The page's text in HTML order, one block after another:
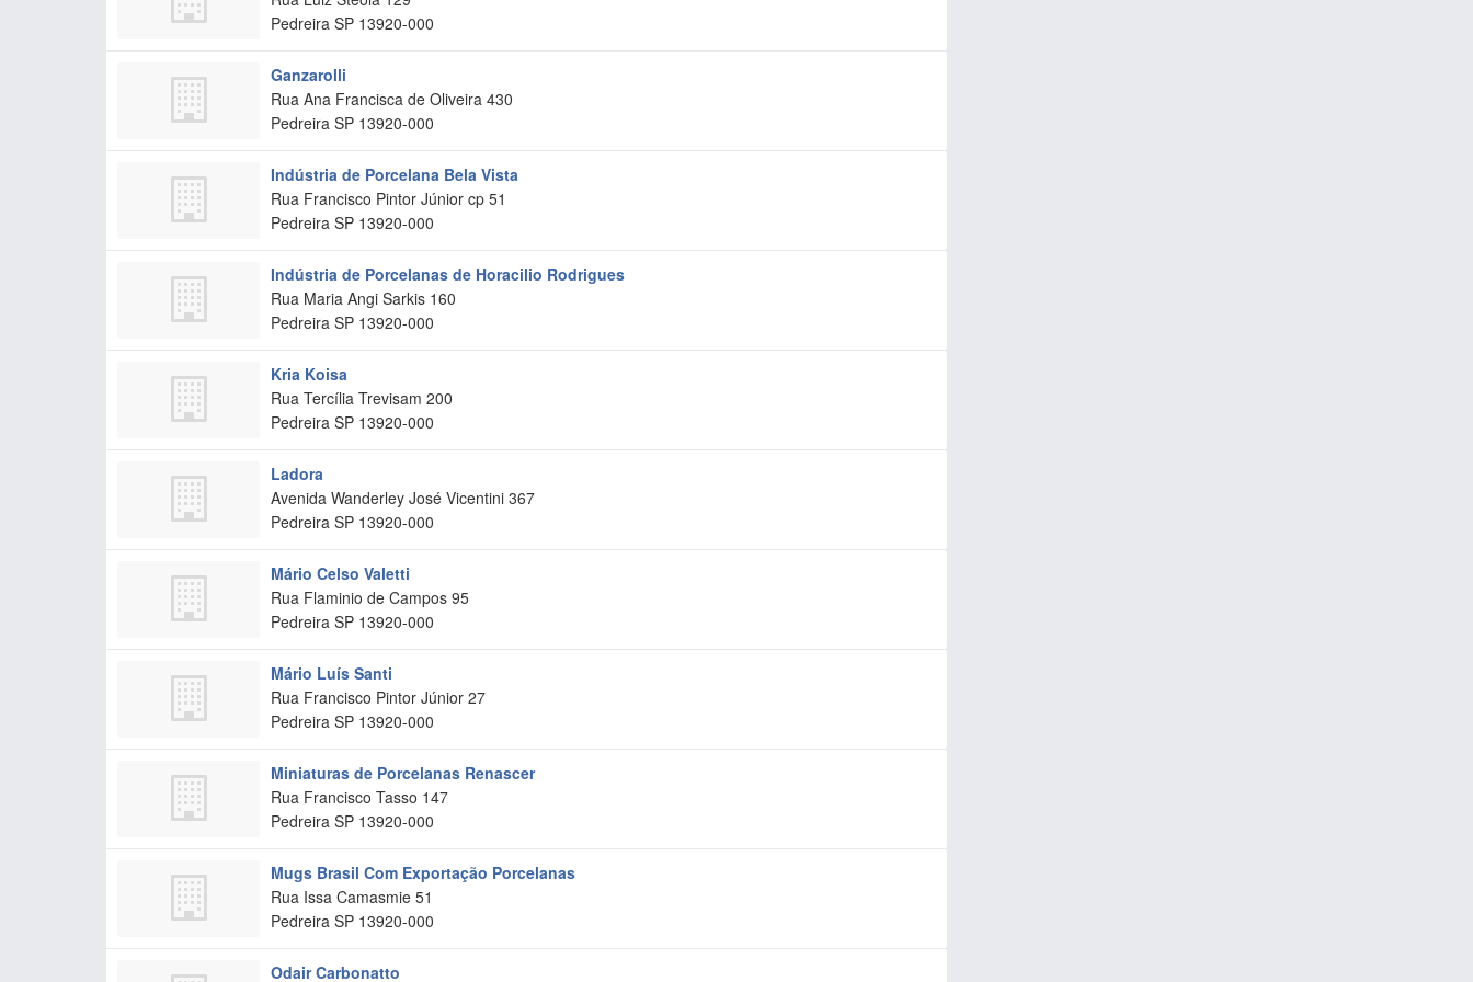
Pedreira SP 13920-000
Ganzarolli
Rua Ana Francisca de Oliveira 430
Pedreira SP 13920-000
Indústria de Porcelana Bela Vista
Rua Francisco Pintor Júnior cp 51
Pedreira SP 13920-000
Indústria de Porcelanas de Horacilio Rodrigues
Rua Maria Angi Sarkis 160
Pedreira SP 13920-000
Kria Koisa
Rua Tercília Trevisam 200
Pedreira SP 13920-000
Ladora
Avenida Wanderley José Vicentini 367
Pedreira SP 13920-000
Mário Celso Valetti
Rua Flaminio de Campos 95
Pedreira SP 13920-000
Mário Luís Santi
Rua Francisco Pintor Júnior 27
Pedreira SP 13920-000
Miniaturas de Porcelanas Renascer
Rua Francisco Tasso 147
Pedreira SP 13920-000
Mugs Brasil Com Exportação Porcelanas
Rua Issa Camasmie 51
Pedreira SP 13920-000
Odair Carbonatto